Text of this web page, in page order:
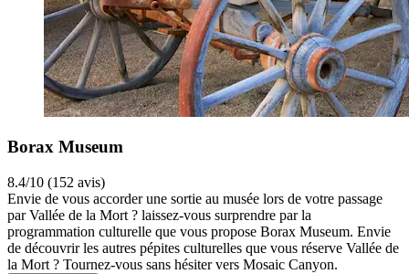
Borax Museum
8.4/10 (152 avis)
Envie de vous accorder une sortie au musée lors de votre passage
par Vallée de la Mort ? laissez-vous surprendre par la
programmation culturelle que vous propose Borax Museum. Envie
de découvrir les autres pépites culturelles que vous réserve Vallée de
la Mort ? Tournez-vous sans hésiter vers Mosaic Canyon.